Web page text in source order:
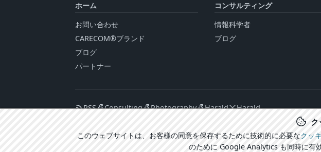
ホーム
お問い合わせ
CARECOM®ブランド
ブログ
パートナー
コンサルティング
情報科学者
ブログ
RSS Consulting Photography Harald Harald
ク
このウェブサイトは、お客様の同意を保存するために技術的に必要なクッ
のために Google Analytics も同時に有